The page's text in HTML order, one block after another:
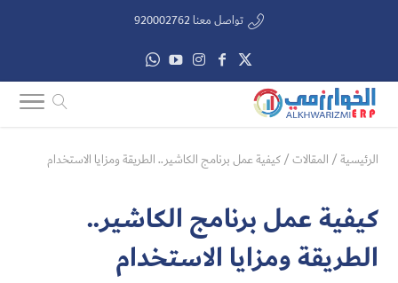
تواصل معنا 920002762
الرئيسية/ المقالات/كيفية عمل برنامج الكاشير.. الطريقة ومزايا الاستخدام
كيفية عمل برنامج الكاشير..
الطريقة ومزايا الاستخدام